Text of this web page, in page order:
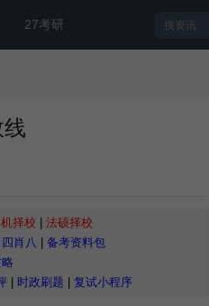
27考研
择校
法硕择校
四肖八
备考资料包
时政刷题 复试小程序